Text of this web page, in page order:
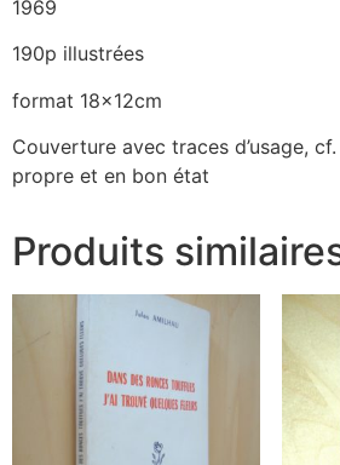
1969
190p illustrées
format 18x12cm
Couverture avec traces d’usage,
propre et en bon état
Produits